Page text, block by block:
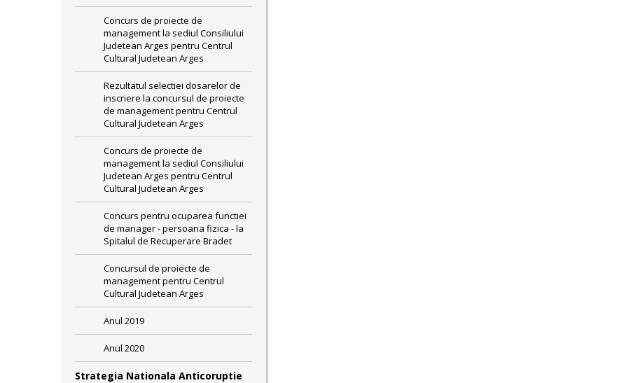
Concurs de proiecte de
management la sediul Consiliului
Judetean Arges pentru Centrul
Cultural Judetean Arges
Rezultatul selectiei dosarelor de
inscriere la concursul de proiecte
de management pentru Centrul
Cultural Judetean Arges
Concurs de proiecte de
management la sediul Consiliului
Judetean Arges pentru Centrul
Cultural Judetean Arges
Concurs pentru ocuparea functiei
de manager - persoana fizica - la
Spitalul de Recuperare Bradet
Concursul de proiecte de
management pentru Centrul
Cultural Judetean Arges
Anul 2019
Anul 2020
Strategia Nationala Anticoruptie